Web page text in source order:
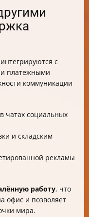
с
платежными
коммуникации
чатах социальных
и складским
рекламы
работу, что
офис и позволяет
мира.